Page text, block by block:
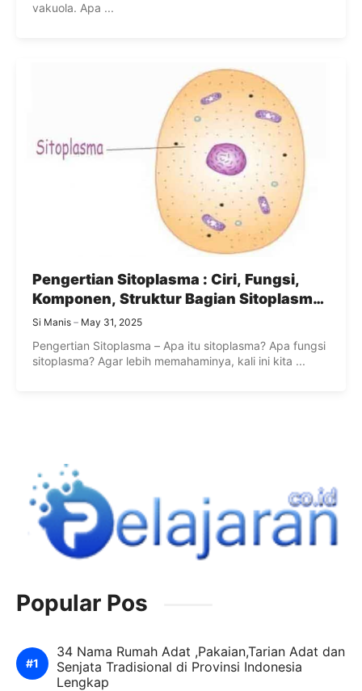
vakuola. Apa ...
Pengertian Sitoplasma : Ciri, Fungsi,
Komponen, Struktur Bagian Sitoplasma
Pada Hewan dan Tumbuhan
Si Manis May 31, 2025
Pengertian Sitoplasma – Apa itu sitoplasma? Apa fungsi
sitoplasma? Agar lebih memahaminya, kali ini kita ...
Popular Pos
34 Nama Rumah Adat ,Pakaian,Tarian Adat dan
Senjata Tradisional di Provinsi Indonesia
Lengkap